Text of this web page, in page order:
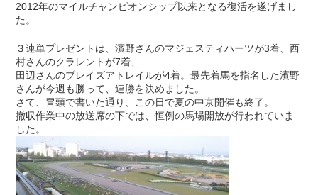
2012年のマイルチャンピオンシップ以来となる復活を遂げまし
た。
３連単プレゼントは、濱野さんのマジェスティハーツが3着、西
村さんのクラレントが7着、
田辺さんのブレイズアトレイルが4着。最先着馬を指名した濱野
さんが今週も勝って、連勝を決めました。
さて、冒頭で書いた通り、この日で夏の中京開催も終了。
撤収作業中の放送席の下では、恒例の馬場開放が行われていま
した。